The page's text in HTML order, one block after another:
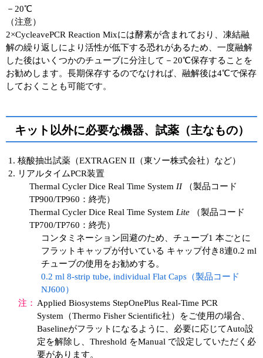
－20℃
（注意）
2×CycleavePCR Reaction Mixには酵素が含まれており、凍結融
解の繰り返しにより活性が低下する恐れがあるため、一度融解
した後はいくつかのチューブに分注して－20℃保存することを
お勧めします。長期保存するのでなければ、融解後は4℃で保存
しておくことも可能です。
キット以外に必要な機器、試薬（主なもの）
核酸抽出試薬（EXTRAGEN II（東ソー株式会社）など）
リアルタイムPCR装置
Thermal Cycler Dice Real Time System II（製品コード
TP900/TP960：終売）
Thermal Cycler Dice Real Time System Lite （製品コード
TP700/TP760：終売）
コンタミネーション回避のため、チューブ1 本ごとに
フラットキャップが付いている キャップ付き8連0.2 ml
チューブの使用をお勧めする。
0.2 ml 8-strip tube, individual Flat Caps（製品コード
NJ600）
注： Applied Biosystems StepOnePlus Real-Time PCR
System（Thermo Fisher Scientific社）をご使用の場合、
Baselineがフラットになるように、必要に応じてAuto設
定を解除し、Threshold をManual で設定していただく必
要があります。